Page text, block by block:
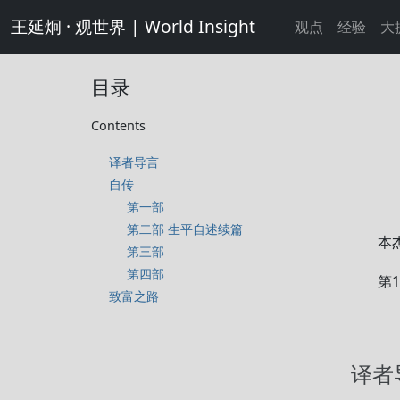
王延炯 · 观世界 | World Insight 观点 经验 大
目录
Contents
译者导言
自传
第一部
第二部 生平自述续篇
第三部
第四部
致富之路
本
第
译者